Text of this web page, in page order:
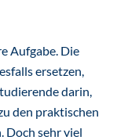
Aufgabe. Die
ersetzen,
darin,
den praktischen
Doch sehr viel